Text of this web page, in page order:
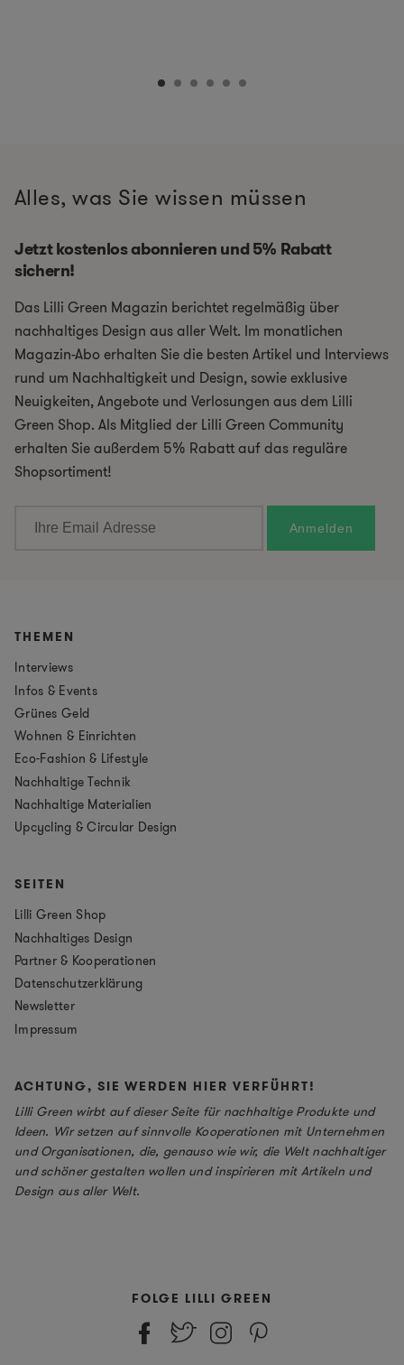
Alles, was Sie wissen müssen
Jetzt kostenlos abonnieren und 5% Rabatt
sichern!
Das Lilli Green Magazin berichtet regelmäßig über
nachhaltiges Design aus aller Welt. Im monatlichen
Magazin-Abo erhalten Sie die besten Artikel und Interviews
rund um Nachhaltigkeit und Design, sowie exklusive
Neuigkeiten, Angebote und Verlosungen aus dem Lilli
Green Shop. Als Mitglied der Lilli Green Community
erhalten Sie außerdem 5% Rabatt auf das reguläre
Shopsortiment!
THEMEN
Interviews
Infos & Events
Grünes Geld
Wohnen & Einrichten
Eco-Fashion & Lifestyle
Nachhaltige Technik
Nachhaltige Materialien
Upcycling & Circular Design
SEITEN
Lilli Green Shop
Nachhaltiges Design
Partner & Kooperationen
Datenschutzerklärung
Newsletter
Impressum
ACHTUNG, SIE WERDEN HIER VERFÜHRT!
Lilli Green wirbt auf dieser Seite für nachhaltige Produkte und
Ideen. Wir setzen auf sinnvolle Kooperationen mit Unternehmen
und Organisationen, die, genauso wie wir, die Welt nachhaltiger
und schöner gestalten wollen und inspirieren mit Artikeln und
Design aus aller Welt.
FOLGE LILLI GREEN